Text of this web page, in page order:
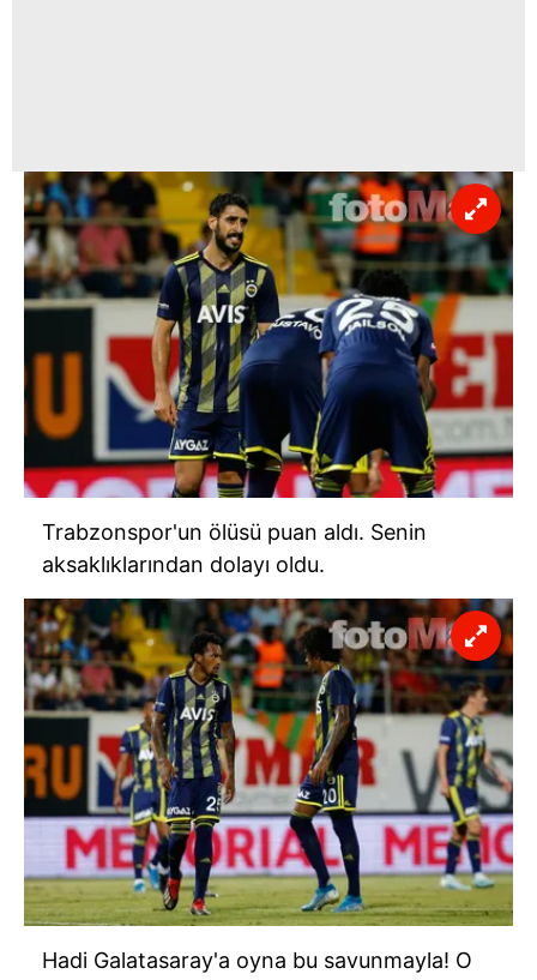
Trabzonspor'un ölüsü puan aldı. Senin
aksaklıklarından dolayı oldu.
Hadi Galatasaray'a oyna bu savunmayla! O